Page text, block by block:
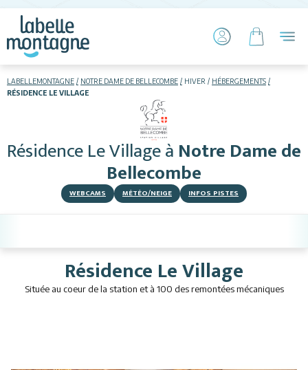
LABELLEMONTAGNE NOTRE DAME DE BELLECOMBE HIVER
HÉBERGEMENTS
RÉSIDENCE LE VILLAGE
Résidence Le Villageà Notre Dame de
Bellecombe
WEBCAMS MÉTÉO/NEIGE INFOS PISTES
Skier
Hébergements
Activités
Résidence Le Village
Située au coeur de la station et à 100 des remontées mécaniques